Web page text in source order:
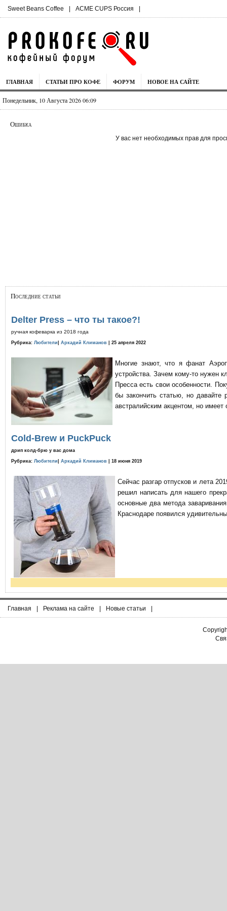
Sweet Beans Coffee | ACME CUPS Россия |
ГЛАВНАЯ СТАТЬИ ПРО КОФЕ ФОРУМ НОВОЕ НА САЙТЕ
Понедельник, 10 Августа 2026 06:09
Ошибка
У вас нет необходимых прав для
Последние статьи
Delter Press – что ты такое?!
ручная кофеварка из 2018 года
Рубрика: Любители Аркадий Климанов | 25 апреля 2022
Многие знают, что я фанат
устройства. Зачем кому-то нужен
Пресса есть свои особенности.
бы закончить статью, но давайте
австралийским акцентом, но имеет
Cold-Brew и PuckPuck
дрип колд-брю у вас дома
Рубрика: Любители Аркадий Климанов | 18 июня 2019
Сейчас разгар отпусков и лета
решил написать для нашего
основные два метода
Краснодаре появился
Главная | Реклама на сайте | Новые статьи |